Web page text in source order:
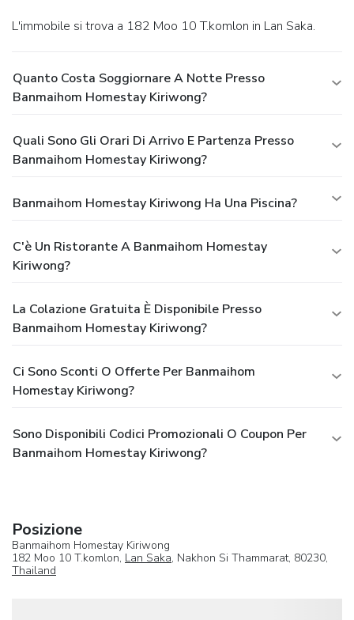
L'immobile si trova a 182 Moo 10 T.komlon in Lan Saka.
Quanto Costa Soggiornare A Notte Presso
Banmaihom Homestay Kiriwong?
Quali Sono Gli Orari Di Arrivo E Partenza Presso
Banmaihom Homestay Kiriwong?
Banmaihom Homestay Kiriwong Ha Una Piscina?
C'è Un Ristorante A Banmaihom Homestay
Kiriwong?
La Colazione Gratuita È Disponibile Presso
Banmaihom Homestay Kiriwong?
Ci Sono Sconti O Offerte Per Banmaihom
Homestay Kiriwong?
Sono Disponibili Codici Promozionali O Coupon Per
Banmaihom Homestay Kiriwong?
Posizione
Banmaihom Homestay Kiriwong
182 Moo 10 T.komlon, Lan Saka, Nakhon Si Thammarat, 80230,
Thailand